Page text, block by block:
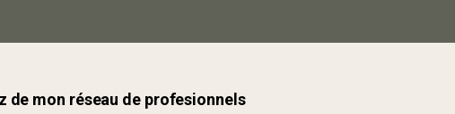
de mon réseau de profesionnels